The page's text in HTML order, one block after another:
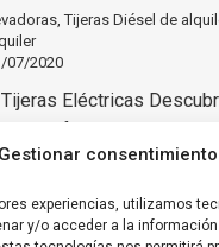
Gestionar consentimiento
experiencias, utilizamos
y/o acceder a la información
,Tijeras Diésel de
07/2020
Eléctricas
19m de altura de
modelos disponibles